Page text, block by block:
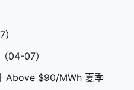
04-07）
Above $90/MWh 夏季